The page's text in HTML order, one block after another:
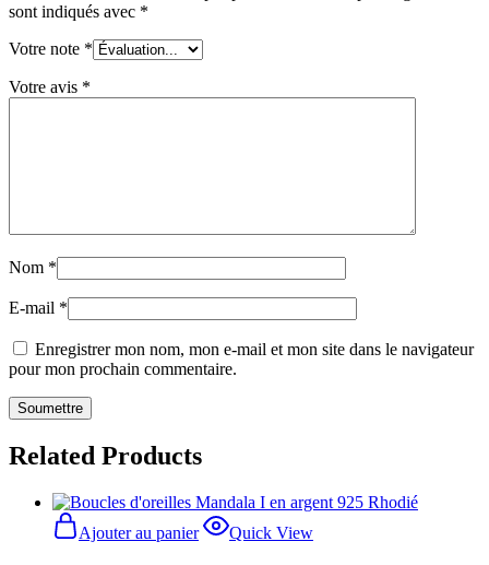
sont indiqués avec *
Votre note *
Votre avis *
Nom *
E-mail *
Enregistrer mon nom, mon e-mail et mon site dans le navigateur
pour mon prochain commentaire.
Related Products
Ajouter au panier Quick View